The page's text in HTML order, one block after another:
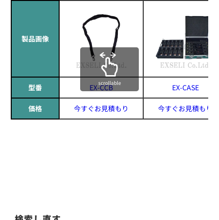
製品画像
型番 EX-CCB EX-CASE
価格 今すぐお見積もり 今すぐお見積もり
scrollable